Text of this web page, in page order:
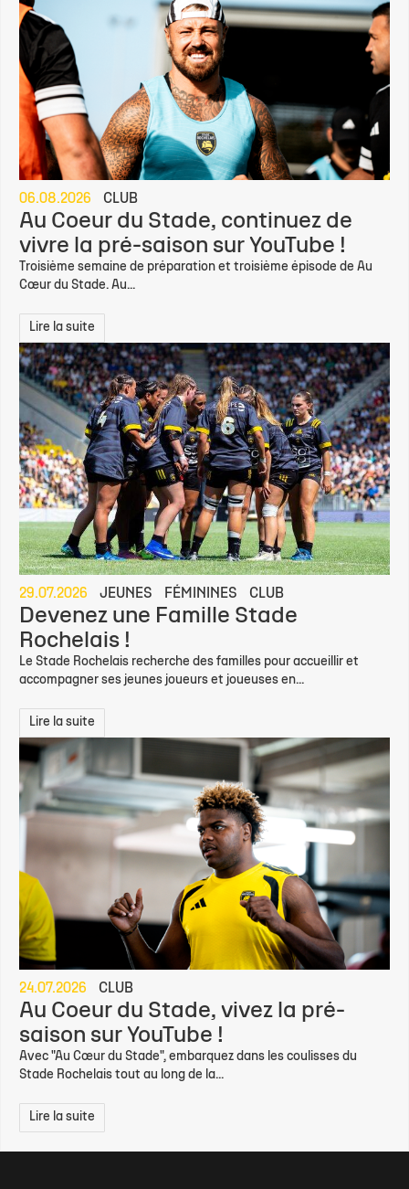
06.08.2026 CLUB
Au Coeur du Stade, continuez de
vivre la pré-saison sur YouTube !
Troisième semaine de préparation et troisième épisode de Au
Cœur du Stade. Au...
Lire la suite
29.07.2026 JEUNES FÉMININES CLUB
Devenez une Famille Stade
Rochelais !
Le Stade Rochelais recherche des familles pour accueillir et
accompagner ses jeunes joueurs et joueuses en...
Lire la suite
24.07.2026 CLUB
Au Coeur du Stade, vivez la pré-
saison sur YouTube !
Avec "Au Cœur du Stade", embarquez dans les coulisses du
Stade Rochelais tout au long de la...
Lire la suite